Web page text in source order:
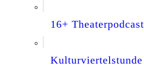
16+ Theaterpodcast
Kulturviertelstunde